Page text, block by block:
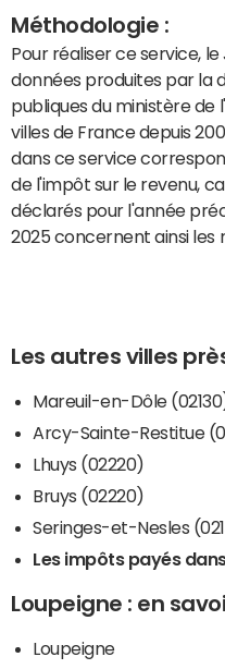
Méthodologie :
Pour réaliser ce service,
données produites par la
publiques du ministère de
villes de France depuis
dans ce service
de l'impôt sur le revenu,
déclarés pour l'année
2025 concernent ainsi les
Les autres villes
Mareuil-en-Dôle
Arcy-Sainte-Restitue
Lhuys (02220)
Bruys (02220)
Seringes-et-Nesles
Les impôts payés
Loupeigne : en
Loupeigne